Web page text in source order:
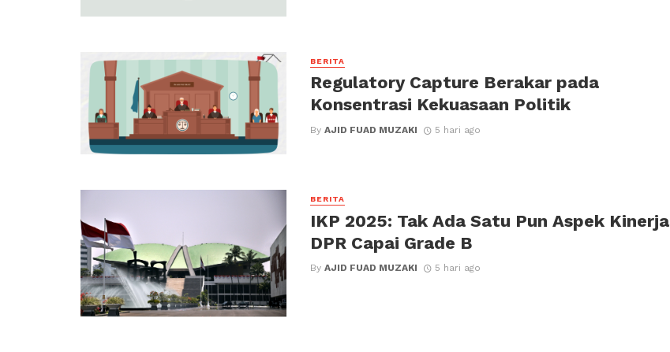
BERITA
Regulatory Capture Berakar pada
Konsentrasi Kekuasaan Politik
By AJID FUAD MUZAKI 5 hari ago
BERITA
IKP 2025: Tak Ada Satu Pun Aspek Kinerja
DPR Capai Grade B
By AJID FUAD MUZAKI 5 hari ago